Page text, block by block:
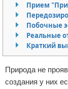
Боевые виды
Как
Теннис
Легкая
Отказ от
Прием
Побочные
Реальные
Краткий
Природа не
создания у них